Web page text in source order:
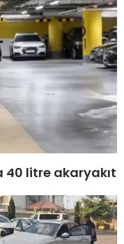
40 litre akaryakıt